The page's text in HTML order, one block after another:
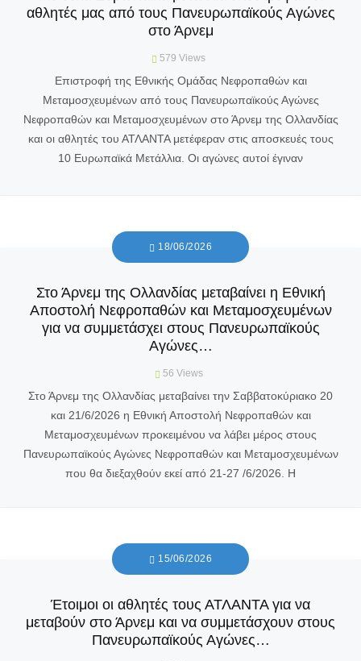
αθλητές μας από τους Πανευρωπαϊκούς Αγώνες
στο Άρνεμ
579 Views
Επιστροφή της Εθνικής Ομάδας Νεφροπαθών και
Μεταμοσχευμένων από τους Πανευρωπαϊκούς Αγώνες
Νεφροπαθών και Μεταμοσχευμένων στο Άρνεμ της Ολλανδίας
και οι αθλητές του ΑΤΛΑΝΤΑ μετέφεραν στις αποσκευές τους
10 Ευρωπαϊκά Μετάλλια. Οι αγώνες αυτοί έγιναν
18/06/2026
Στο Άρνεμ της Ολλανδίας μεταβαίνει η Εθνική
Αποστολή Νεφροπαθών και Μεταμοσχευμένων
για να συμμετάσχει στους Πανευρωπαϊκούς
Αγώνες…
56 Views
Στο Άρνεμ της Ολλανδίας μεταβαίνει την Σαββατοκύριακο 20
και 21/6/2026 η Εθνική Αποστολή Νεφροπαθών και
Μεταμοσχευμένων προκειμένου να λάβει μέρος στους
Πανευρωπαϊκούς Αγώνες Νεφροπαθών και Μεταμοσχευμένων
που θα διεξαχθούν εκεί από 21-27 /6/2026. Η
15/06/2026
Έτοιμοι οι αθλητές τους ΑΤΛΑΝΤΑ για να
μεταβούν στο Άρνεμ και να συμμετάσχουν στους
Πανευρωπαϊκούς Αγώνες…